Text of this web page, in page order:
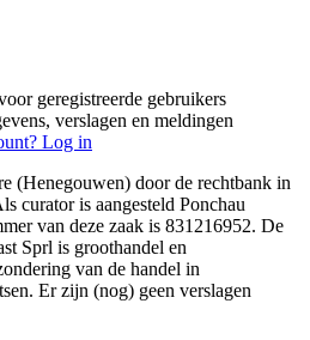
geregistreerde gebruikers
verslagen en meldingen
Log in
(Henegouwen) door de rechtbank in
curator is aangesteld Ponchau
van deze zaak is 831216952. De
Sprl is groothandel en
van de handel in
Er zijn (nog) geen verslagen